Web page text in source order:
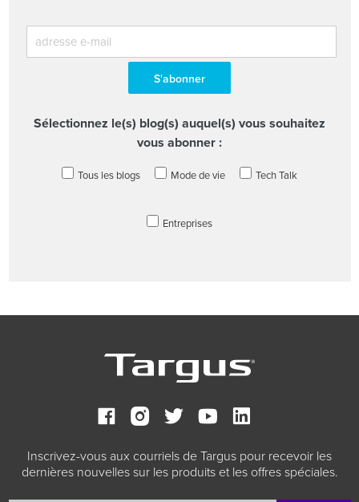
Sélectionnez le(s) blog(s) auquel(s) vous souhaitez
vous abonner :
Tous les blogs Mode de vie Tech Talk
Entreprises
Inscrivez-vous aux courriels de Targus pour recevoir les
dernières nouvelles sur les produits et les offres spéciales.